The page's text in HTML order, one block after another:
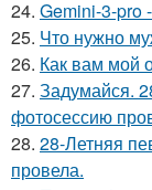
24. Gemini-3-pro
25. Что нужно
26. Как вам мой
27. Задумайся.
фотосессию
28. 28-Летняя
провела.